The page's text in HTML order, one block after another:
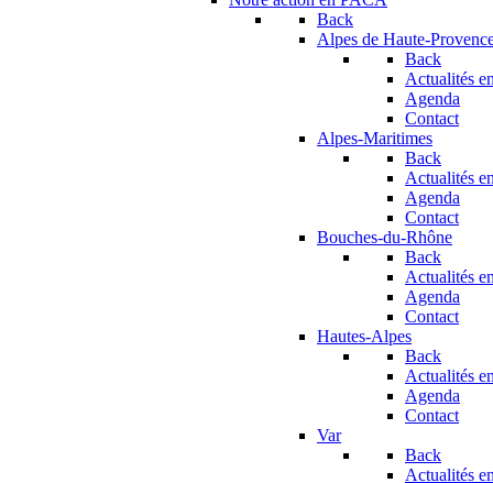
Back
Alpes de Haute-
Back
Actualités
Agenda
Contact
Alpes-Maritimes
Back
Actualités
Agenda
Contact
Bouches-du-Rhône
Back
Actualités
Agenda
Contact
Hautes-Alpes
Back
Actualités
Agenda
Contact
Var
Back
Actualités